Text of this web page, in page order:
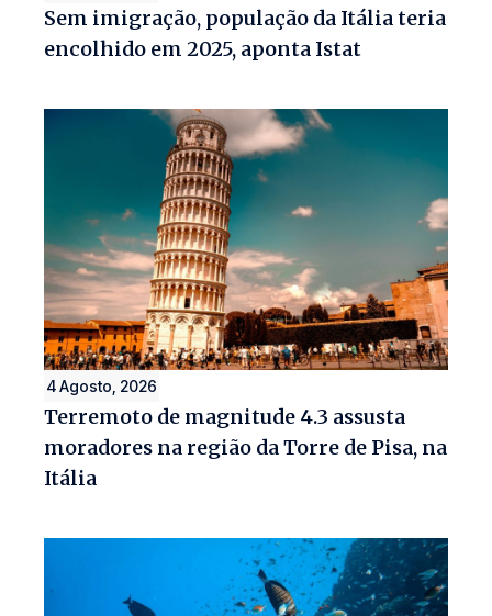
Sem imigração, população da Itália teria
encolhido em 2025, aponta Istat
4 Agosto, 2026
Terremoto de magnitude 4.3 assusta
moradores na região da Torre de Pisa, na
Itália